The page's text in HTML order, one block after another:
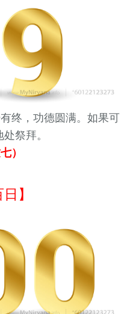
终，功德圆满。如果可
祭拜。
）
日】